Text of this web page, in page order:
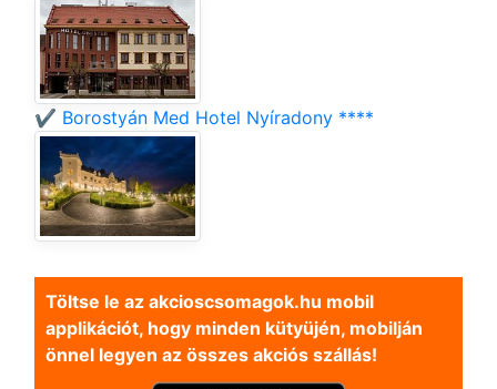
✔️ Borostyán Med Hotel Nyíradony ****
Töltse le az akcioscsomagok.hu mobil
applikációt, hogy minden kütyüjén, mobilján
önnel legyen az összes akciós szállás!